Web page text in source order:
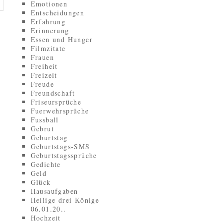
Emotionen
Entscheidungen
Erfahrung
Erinnerung
Essen und Hunger
Filmzitate
Frauen
Freiheit
Freizeit
Freude
Freundschaft
Friseursprüche
Fuerwehrsprüche
Fussball
Gebrut
Geburtstag
Geburtstags-SMS
Geburtstagssprüche
Gedichte
Geld
Glück
Hausaufgaben
Heilige drei Könige
06.01.20..
Hochzeit